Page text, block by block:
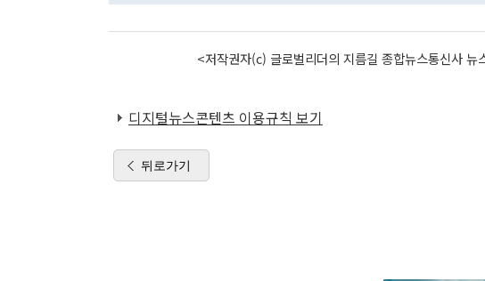
<저작권자(c) 글로벌리더의 지름길 종합뉴스통신사
디지털뉴스콘텐츠 이용규칙 보기
뒤로가기